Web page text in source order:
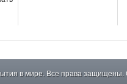
в мире. Все права защищены.